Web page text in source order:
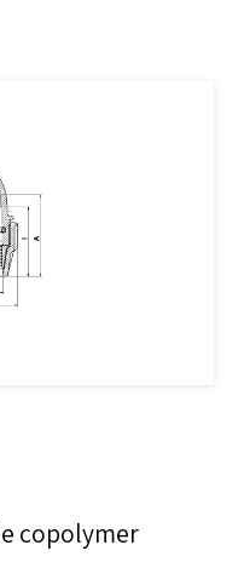
copolymer